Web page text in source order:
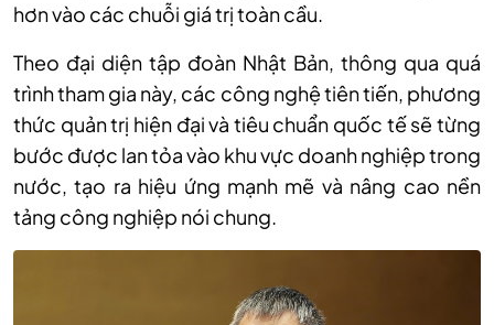
hơn vào các chuỗi giá trị toàn cầu.
Theo đại diện tập đoàn Nhật Bản, thông qua quá
trình tham gia này, các công nghệ tiên tiến, phương
thức quản trị hiện đại và tiêu chuẩn quốc tế sẽ từng
bước được lan tỏa vào khu vực doanh nghiệp trong
nước, tạo ra hiệu ứng mạnh mẽ và nâng cao nền
tảng công nghiệp nói chung.